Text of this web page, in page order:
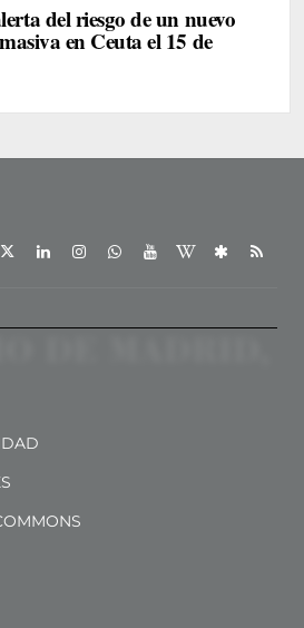
del riesgo de un nuevo
en Ceuta el 15 de